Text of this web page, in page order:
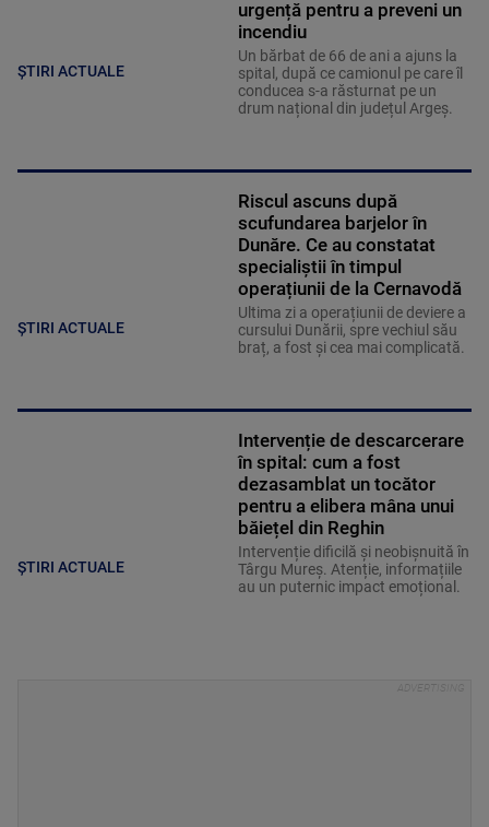
ȘTIRI ACTUALE
urgență pentru a preveni un
incendiu
Un bărbat de 66 de ani a ajuns la
spital, după ce camionul pe care îl
conducea s-a răsturnat pe un
drum național din județul Argeș.
ȘTIRI ACTUALE
Riscul ascuns după
scufundarea barjelor în
Dunăre. Ce au constatat
specialiștii în timpul
operațiunii de la Cernavodă
Ultima zi a operațiunii de deviere a
cursului Dunării, spre vechiul său
braț, a fost și cea mai complicată.
ȘTIRI ACTUALE
Intervenție de descarcerare
în spital: cum a fost
dezasamblat un tocător
pentru a elibera mâna unui
băiețel din Reghin
Intervenție dificilă și neobișnuită în
Târgu Mureș. Atenție, informațiile
au un puternic impact emoțional.